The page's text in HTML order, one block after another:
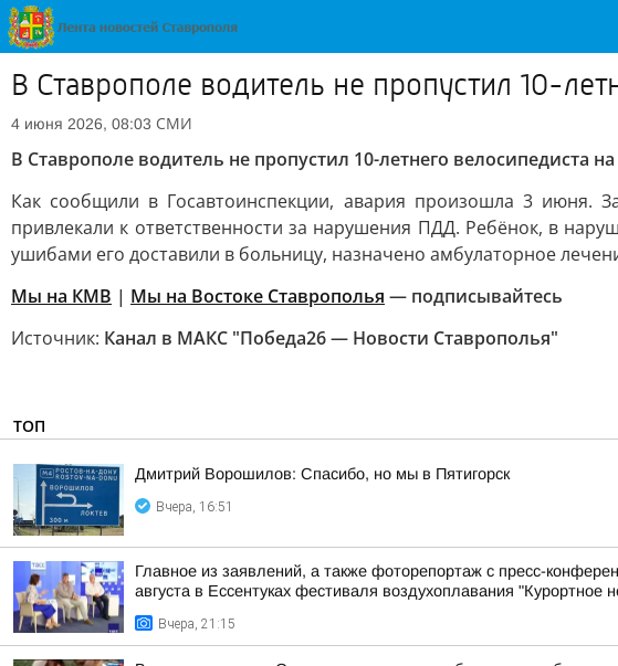
В Ставрополе водитель не пропустил 10-
4 июня 2026, 08:03 СМИ
В Ставрополе водитель не пропустил 10-летнего велосипедиста
Как сообщили в Госавтоинспекции, авария произошла 3 июня.
привлекали к ответственности за нарушения ПДД. Ребёнок, в
ушибами его доставили в больницу, назначено амбулаторное
Мы на КМВ | Мы на Востоке Ставрополья — подписывайтесь
Источник: Канал в МАКС "Победа26 — Новости Ставрополья"
ТОП
Дмитрий Ворошилов: Спасибо, но мы в Пятигорск
Вчера, 16:51
Главное из заявлений, а также фоторепортаж с пресс-
августа в Ессентуках фестиваля воздухоплавания "Курортное
Вчера, 21:15